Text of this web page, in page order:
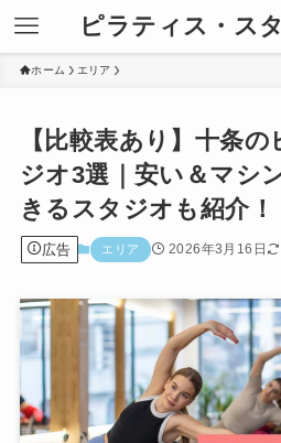
ピラティス・ス
ホーム エリア
【比較表あり】十条
ジオ3選｜安い＆マシ
きるスタジオも紹介！
広告 エリア 2026年3月16日